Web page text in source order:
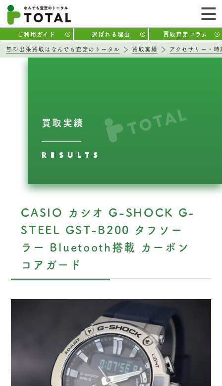
ご利用ガイド 選ばれる理由 買取査定コラム
無料出張買取はなんでも査定のトータル 買取実績 アクセサリー・時
買取実績
RESULTS
CASIO カシオ G-SHOCK G-
STEEL GST-B200 タフソー
ラー Bluetooth搭載 カーボン
コアガード